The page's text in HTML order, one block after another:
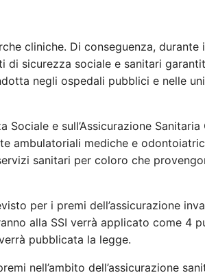
cliniche. Di conseguenza, durante
di sicurezza sociale e sanitari
negli ospedali pubblici e nelle
e sull’Assicurazione Sanitaria
ambulatoriali mediche e
sanitari per coloro che
per i premi dell’assicurazione
alla SSI verrà applicato come 4
pubblicata la legge.
nell’ambito dell’assicurazione